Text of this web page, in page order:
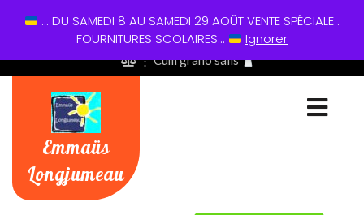
01 60 49 13 60
⋮ Cum grano salis
Emmaüs
Longjumeau
... DU SAMEDI 8 AU SAMEDI 29 AOÛT VENTE SPÉCIALE :
FOURNITURES SCOLAIRES...
Ignorer